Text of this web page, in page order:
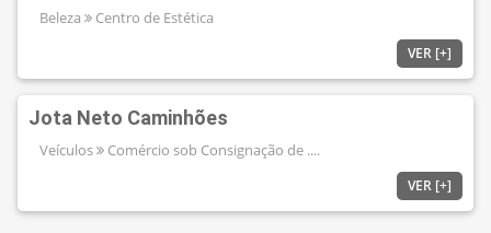
Beleza Centro de Estética
VER [+]
Jota Neto Caminhões
Veículos Comércio sob Consignação de ....
VER [+]